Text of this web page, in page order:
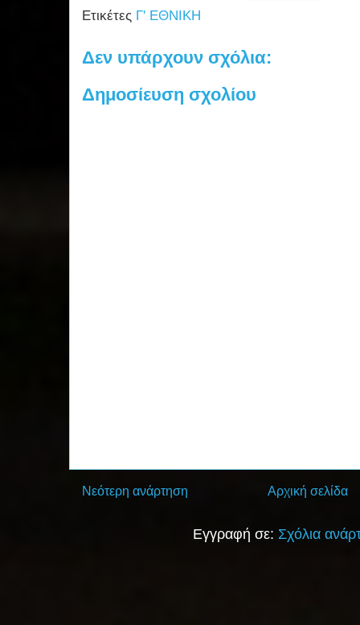
Ετικέτες Γ' ΕΘΝΙΚΗ
Δεν υπάρχουν σχόλια:
Δημοσίευση σχολίου
Νεότερη ανάρτηση Αρχική σελίδα
Εγγραφή σε: Σχόλια